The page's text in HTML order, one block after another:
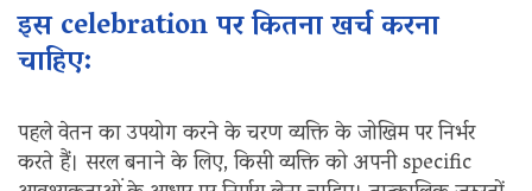
इस celebration पर कितना खर्च करना
चाहिए:
पहले वेतन का उपयोग करने के चरण व्यक्ति के जोखिम पर निर्भर
करते हैं। सरल बनाने के लिए, किसी व्यक्ति को अपनी specific